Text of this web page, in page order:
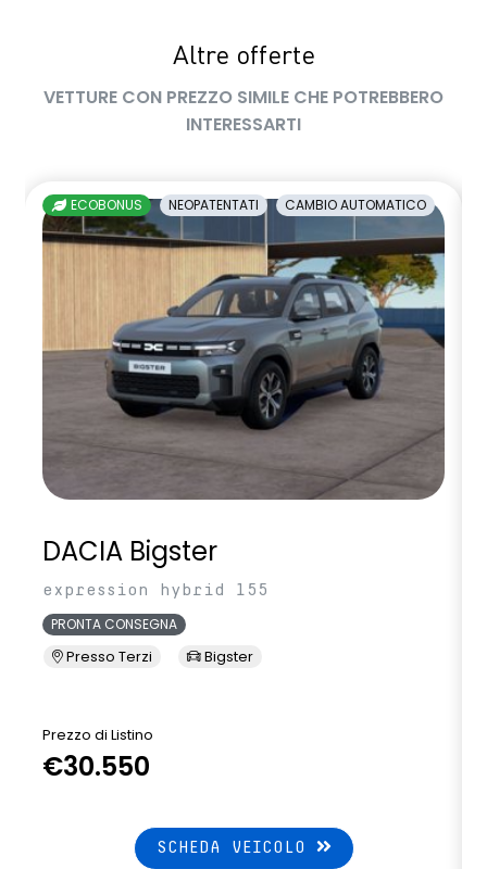
retrovisori esterni richiudibili elettricamente
sedili posteriori ripiegabili 1/3 - 2/3
sellerie in tessuto nero melange e tessuto nero titanio con
sistema di controllo della pressione pneumatici indiretto
sistema di frenata d'emergenza attiva
volante in pelle
Altre offerte
VETTURE CON PREZZO SIMILE CHE POTREBBERO
INTERESSARTI
ECOBONUS NEOPATENTATI CAMBIO AUTOMATICO
DACIA Bigster
expression hybrid 155
PRONTA CONSEGNA
Presso Terzi Bigster
Prezzo di Listino
€30.550
SCHEDA VEICOLO